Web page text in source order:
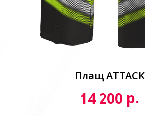
Плащ ATTACK
14 200 р.